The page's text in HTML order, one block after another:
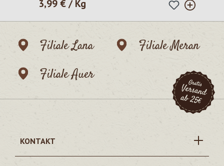
Regulärer Preis:
3,99 € / Kg
Filiale Lana
Filiale Meran
Filiale Auer
KONTAKT